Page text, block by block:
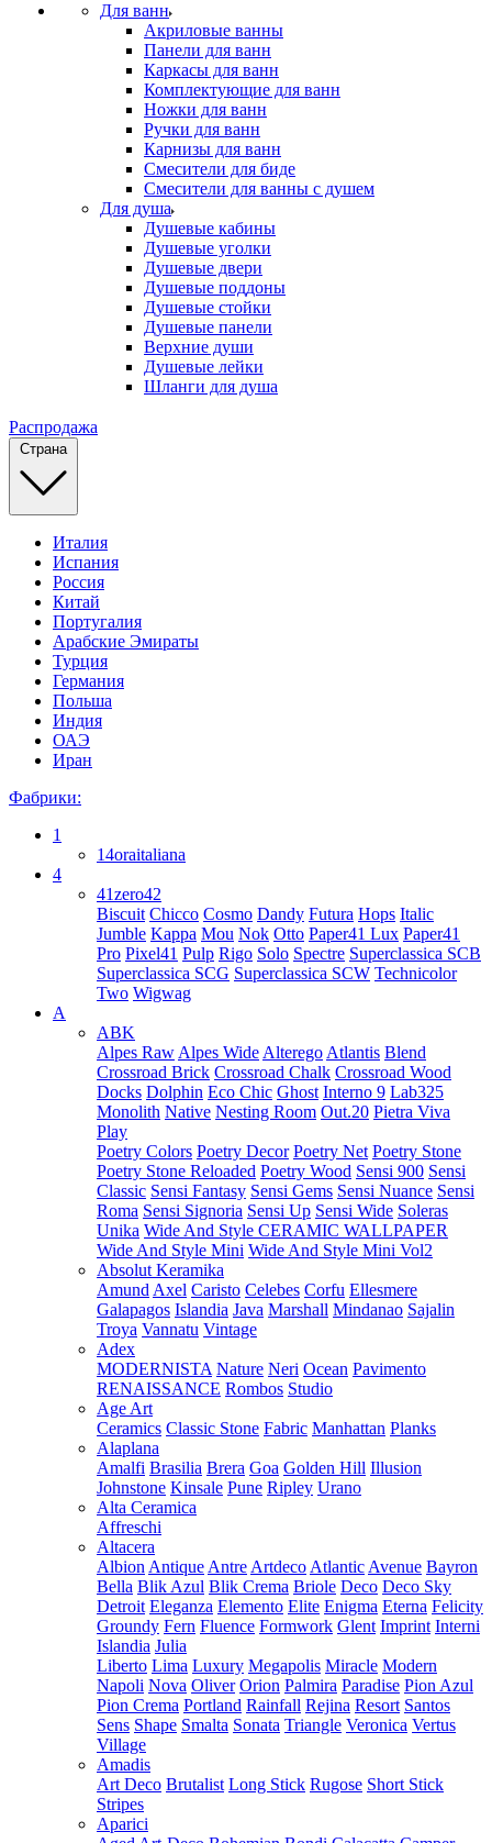
Для ванн
Акриловые ванны
Панели для ванн
Каркасы для ванн
Комплектующие для ванн
Ножки для ванн
Ручки для ванн
Карнизы для ванн
Смесители для биде
Смесители для ванны с душем
Для душа
Душевые кабины
Душевые уголки
Душевые двери
Душевые поддоны
Душевые стойки
Душевые панели
Верхние души
Душевые лейки
Шланги для душа
Распродажа
Страна
Италия
Испания
Россия
Китай
Португалия
Арабские Эмираты
Турция
Германия
Польша
Индия
ОАЭ
Иран
Фабрики:
1
14oraitaliana
4
41zero42
Biscuit Chicco Cosmo Dandy Futura Hops Italic
Jumble Kappa Mou Nok Otto Paper41 Lux Paper41
Pro Pixel41 Pulp Rigo Solo Spectre Superclassica SCB
Superclassica SCG Superclassica SCW Technicolor
Two Wigwag
A
ABK
Alpes Raw Alpes Wide Alterego Atlantis Blend
Crossroad Brick Crossroad Chalk Crossroad Wood
Docks Dolphin Eco Chic Ghost Interno 9 Lab325
Monolith Native Nesting Room Out.20 Pietra Viva
Play
Poetry Colors Poetry Decor Poetry Net Poetry Stone
Poetry Stone Reloaded Poetry Wood Sensi 900 Sensi
Classic Sensi Fantasy Sensi Gems Sensi Nuance Sensi
Roma Sensi Signoria Sensi Up Sensi Wide Soleras
Unika Wide And Style CERAMIC WALLPAPER
Wide And Style Mini Wide And Style Mini Vol2
Absolut Keramika
Amund Axel Caristo Celebes Corfu Ellesmere
Galapagos Islandia Java Marshall Mindanao Sajalin
Troya Vannatu Vintage
Adex
MODERNISTA Nature Neri Ocean Pavimento
RENAISSANCE Rombos Studio
Age Art
Ceramics Classic Stone Fabric Manhattan Planks
Alaplana
Amalfi Brasilia Brera Goa Golden Hill Illusion
Johnstone Kinsale Pune Ripley Urano
Alta Ceramica
Affreschi
Altacera
Albion Antique Antre Artdeco Atlantic Avenue Bayron
Bella Blik Azul Blik Crema Briole Deco Deco Sky
Detroit Eleganza Elemento Elite Enigma Eterna Felicity
Groundy Fern Fluence Formwork Glent Imprint Interni
Islandia Julia
Liberto Lima Luxury Megapolis Miracle Modern
Napoli Nova Oliver Orion Palmira Paradise Pion Azul
Pion Crema Portland Rainfall Rejina Resort Santos
Sens Shape Smalta Sonata Triangle Veronica Vertus
Village
Amadis
Art Deco Brutalist Long Stick Rugose Short Stick
Stripes
Aparici